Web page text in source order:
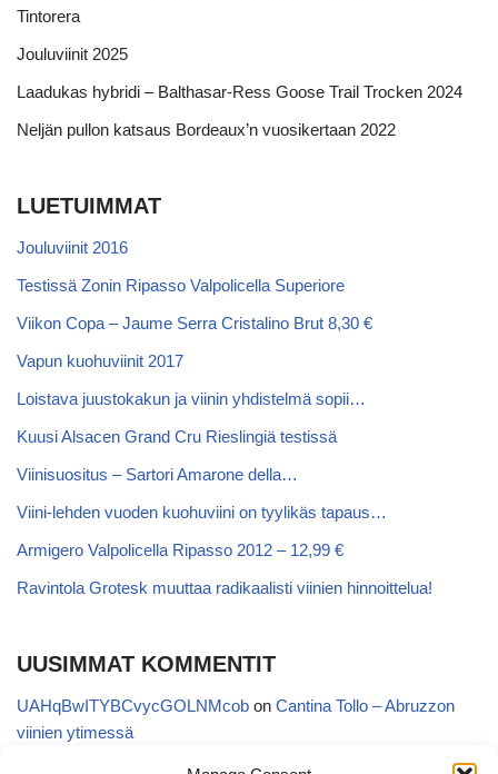
Tintorera
Jouluviinit 2025
Laadukas hybridi – Balthasar-Ress Goose Trail Trocken 2024
Neljän pullon katsaus Bordeaux’n vuosikertaan 2022
LUETUIMMAT
Jouluviinit 2016
Testissä Zonin Ripasso Valpolicella Superiore
Viikon Copa – Jaume Serra Cristalino Brut 8,30 €
Vapun kuohuviinit 2017
Loistava juustokakun ja viinin yhdistelmä sopii…
Kuusi Alsacen Grand Cru Rieslingiä testissä
Viinisuositus – Sartori Amarone della…
Viini-lehden vuoden kuohuviini on tyylikäs tapaus…
Armigero Valpolicella Ripasso 2012 – 12,99 €
Ravintola Grotesk muuttaa radikaalisti viinien hinnoittelua!
UUSIMMAT KOMMENTIT
UAHqBwITYBCvycGOLNMcob on Cantina Tollo – Abruzzon
viinien ytimessä
EgVGGttRTxKfbqUaWNglbonCantina Tollo – Abruzzon viinien